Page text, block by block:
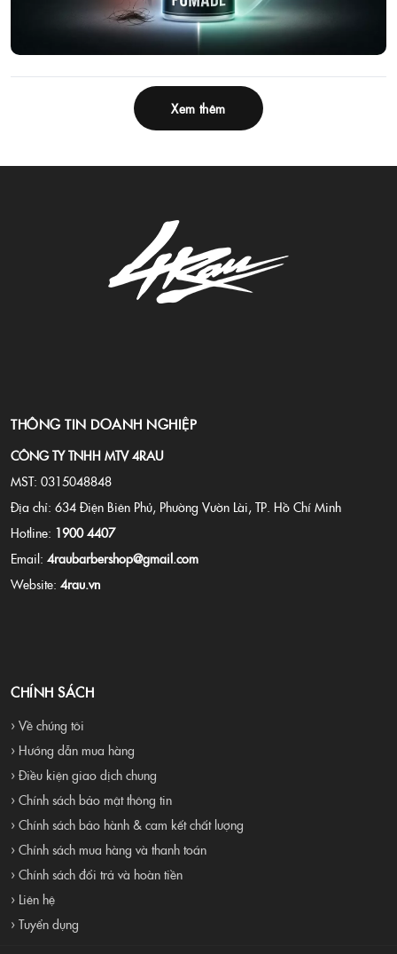
Xem thêm
THÔNG TIN DOANH NGHIỆP
CÔNG TY TNHH MTV 4RAU
MST: 0315048848
Địa chỉ: 634 Điện Biên Phủ, Phường Vườn Lài, TP. Hồ Chí Minh
Hotline: 1900 4407
Email: 4raubarbershop@gmail.com
Website: 4rau.vn
CHÍNH SÁCH
› Về chúng tôi
› Hướng dẫn mua hàng
› Điều kiện giao dịch chung
› Chính sách bảo mật thông tin
› Chính sách bảo hành & cam kết chất lượng
› Chính sách mua hàng và thanh toán
› Chính sách đổi trả và hoàn tiền
› Liên hệ
› Tuyển dụng